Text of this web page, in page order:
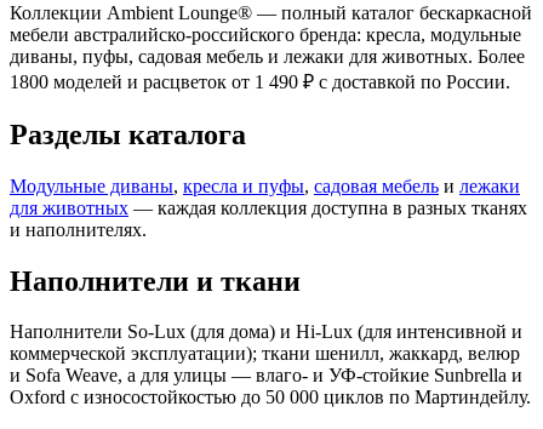
Коллекции Ambient Lounge® — полный каталог бескаркасной
мебели австралийско-российского бренда: кресла, модульные
диваны, пуфы, садовая мебель и лежаки для животных. Более
1800 моделей и расцветок от 1 490 ₽ с доставкой по России.
Разделы каталога
Модульные диваны, кресла и пуфы, садовая мебель и лежаки
для животных — каждая коллекция доступна в разных тканях
и наполнителях.
Наполнители и ткани
Наполнители So-Lux (для дома) и Hi-Lux (для интенсивной и
коммерческой эксплуатации); ткани шенилл, жаккард, велюр
и Sofa Weave, а для улицы — влаго- и УФ-стойкие Sunbrella и
Oxford с износостойкостью до 50 000 циклов по Мартиндейлу.